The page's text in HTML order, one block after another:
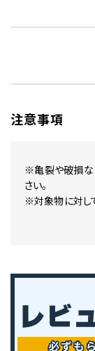
注意事項
※亀裂や破損な
さい。
※対象物に対し